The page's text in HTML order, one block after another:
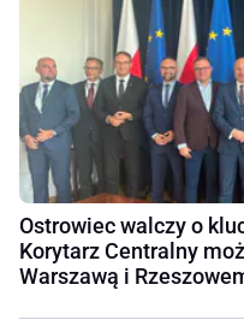
Ostrowiec walczy o
Korytarz Centralny
Warszawą i